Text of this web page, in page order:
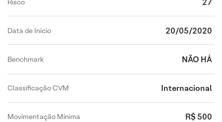
Risco 27
Data de Início 20/05/2020
Benchmark NÃO HÁ
Classificação CVM Internacional
Movimentação Mínima R$ 500